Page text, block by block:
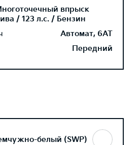
впрыск
/ 123 л.с. / Бензин
Автомат, 6AT
Передний
белый (SWP)